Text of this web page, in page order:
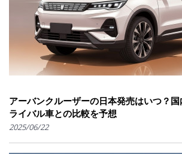
アーバンクルーザーの日本発売はいつ？
ライバル車との比較を予想
2025/06/22